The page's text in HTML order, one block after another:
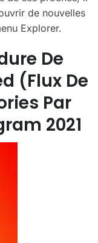
de nouvelles
Explorer.
De
(flux De
Par
2021